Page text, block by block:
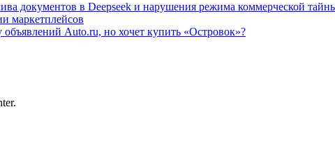
документов в Deepseek и нарушения режима коммерческой
маркетплейсов
Auto.ru, но хочет купить «Островок»?